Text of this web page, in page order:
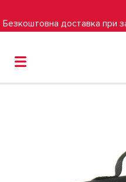
Безкоштовна доставка при